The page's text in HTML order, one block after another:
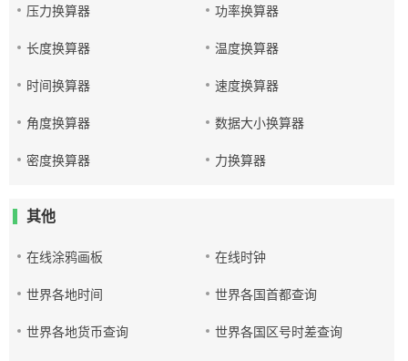
压力换算器 功率换算器
长度换算器 温度换算器
时间换算器 速度换算器
角度换算器 数据大小换算器
密度换算器 力换算器
其他
在线涂鸦画板 在线时钟
世界各地时间 世界各国首都查询
世界各地货币查询 世界各国区号时差查询